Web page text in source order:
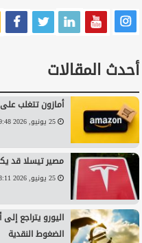
أحدث المقالات
أمازون تتغلب
25 يونيو, 2026 9:48 م
مصير تيسلا قد
25 يونيو, 2026 8:11 م
اليورو يتراجع
الضغوط النقدية